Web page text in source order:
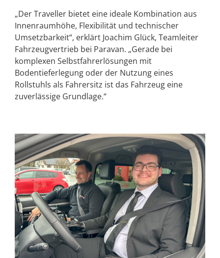
„Der Traveller bietet eine ideale Kombination aus
Innenraumhöhe, Flexibilität und technischer
Umsetzbarkeit“, erklärt Joachim Glück, Teamleiter
Fahrzeugvertrieb bei Paravan. „Gerade bei
komplexen Selbstfahrerlösungen mit
Bodentieferlegung oder der Nutzung eines
Rollstuhls als Fahrersitz ist das Fahrzeug eine
zuverlässige Grundlage.“